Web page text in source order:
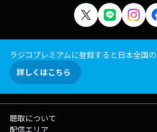
ラジコプレミアムに登録すると日本全国
詳しくはこちら
聴取について
配信エリア